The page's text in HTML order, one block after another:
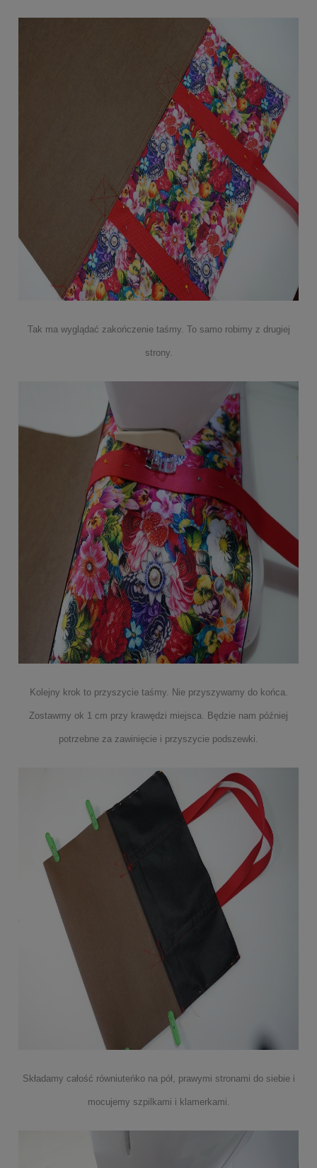
Tak ma wyglądać zakończenie taśmy. To samo robimy z drugiej
strony.
Kolejny krok to przyszycie taśmy. Nie przyszywamy do końca.
Zostawmy ok 1 cm przy krawędzi miejsca. Będzie nam później
potrzebne za zawinięcie i przyszycie podszewki.
Składamy całość równiuteńko na pół, prawymi stronami do siebie i
mocujemy szpilkami i klamerkami.